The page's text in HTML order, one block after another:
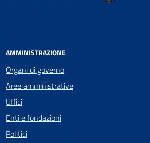
AMMINISTRAZIONE
Organi di governo
Aree amministrative
Uffici
Enti e fondazioni
Politici